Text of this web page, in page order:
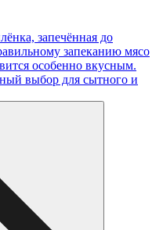
запечённая до
запеканию мясо
особенно вкусным.
выбор для сытного и